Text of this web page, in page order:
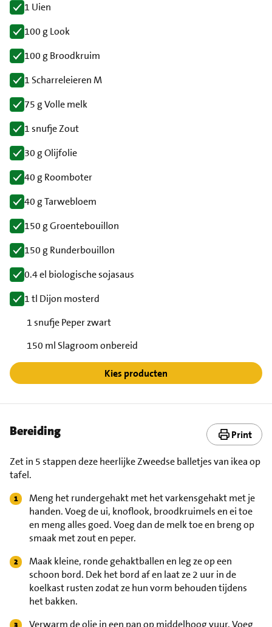
1 Uien
100 g Look
100 g Broodkruim
1 Scharreleieren M
75 g Volle melk
1 snufje Zout
30 g Olijfolie
40 g Roomboter
40 g Tarwebloem
150 g Groentebouillon
150 g Runderbouillon
0.4 el biologische sojasaus
1 tl Dijon mosterd
1 snufje Peper zwart
150 ml Slagroom onbereid
Kies producten
Bereiding Print
Zet in 5 stappen deze heerlijke Zweedse balletjes van ikea op
tafel.
Meng het rundergehakt met het varkensgehakt met je
handen. Voeg de ui, knoflook, broodkruimels en ei toe
en meng alles goed. Voeg dan de melk toe en breng op
smaak met zout en peper.
Maak kleine, ronde gehaktballen en leg ze op een
schoon bord. Dek het bord af en laat ze 2 uur in de
koelkast rusten zodat ze hun vorm behouden tijdens
het bakken.
Verwarm de olie in een pan op middelhoog vuur. Voeg